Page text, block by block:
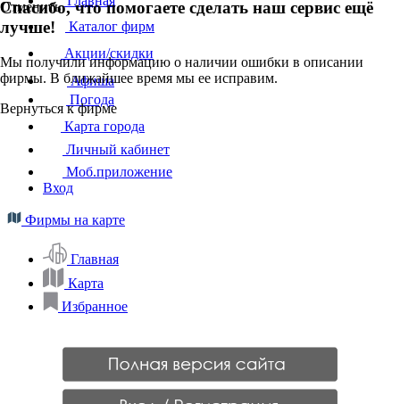
Отменить
Спасибо, что помогаете сделать наш сервис ещё
лучше!
Мы получили информацию о наличии ошибки в описании
фирмы. В ближайшее время мы ее исправим.
Вернуться к фирме
Каталог фирм
Акции/скидки
Афиша
Погода
Карта города
Личный кабинет
Моб.приложение
Вход
Фирмы на карте
Главная
Карта
Избранное